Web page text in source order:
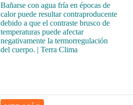
Bañarse con agua fría en épocas de
calor puede resultar contraproducente
debido a que el contraste brusco de
temperaturas puede afectar
negativamente la termorregulación
del cuerpo. | Terra Clima